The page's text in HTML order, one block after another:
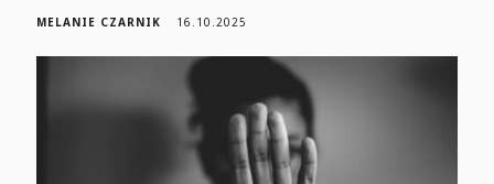
MELANIE CZARNIK 16.10.2025